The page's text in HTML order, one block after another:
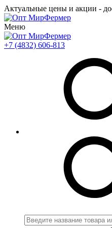
Актуальные цены и акции -
Меню
+7 (4832) 606-813